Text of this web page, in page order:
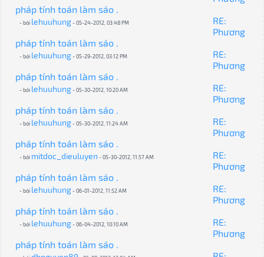
pháp tính toán làm sáo .
- bởi lehuuhung- 05-24-2012, 03:48 PM
RE:
Phương
pháp tính toán làm sáo .
- bởi lehuuhung- 05-29-2012, 03:12 PM
RE:
Phương
pháp tính toán làm sáo .
- bởi lehuuhung- 05-30-2012, 10:20 AM
RE:
Phương
pháp tính toán làm sáo .
- bởi lehuuhung- 05-30-2012, 11:24 AM
RE:
Phương
pháp tính toán làm sáo .
- bởi mitdoc_dieuluyen - 05-30-2012, 11:57 AM
RE:
Phương
pháp tính toán làm sáo .
- bởi lehuuhung- 06-01-2012, 11:52 AM
RE:
Phương
pháp tính toán làm sáo .
- bởi lehuuhung- 06-04-2012, 10:10 AM
RE:
Phương
pháp tính toán làm sáo .